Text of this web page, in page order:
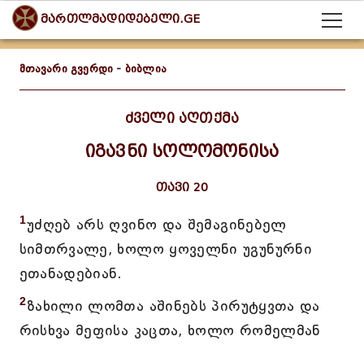
მართლმადიდებელი.GE
მთავარი გვერდი - ბიბლია
ძველი აღთქმა
იგავნი სოლომონისა
თავი 20
1უძღებ არს ღვინო და შემაგინებელ
სიმთრვალე, ხოლო ყოველნი უგუნურნი
ეთანადებიან.
2ზახილი ლომთა აშინებს პირუტყვთა და
რისხვა მეფისა კაცთა, ხოლო რომელმან